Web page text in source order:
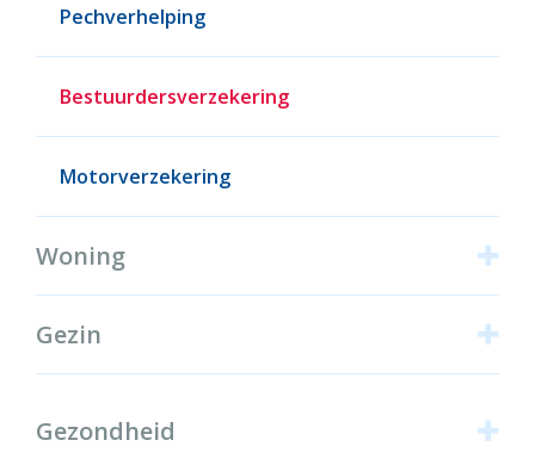
Pechverhelping
Bestuurdersverzekering
Motorverzekering
Woning
Gezin
Gezondheid